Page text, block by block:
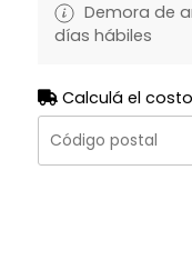
Demora de
días hábiles
Calculá el